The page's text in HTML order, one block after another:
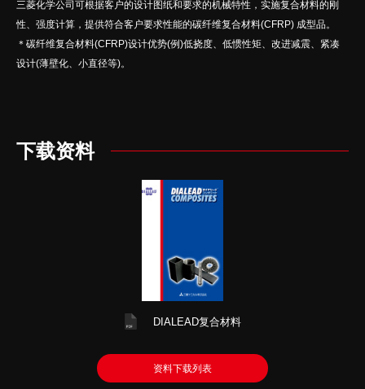
三菱化学公司可根据客户的设计图纸和要求的机械特性，实施复合材料的刚
性、强度计算，提供符合客户要求性能的碳纤维复合材料(CFRP) 成型品。
＊碳纤维复合材料(CFRP)设计优势(例)低挠度、低惯性矩、改进减震、紧凑
设计(薄壁化、小直径等)。
下载资料
DIALEAD复合材料
资料下载列表